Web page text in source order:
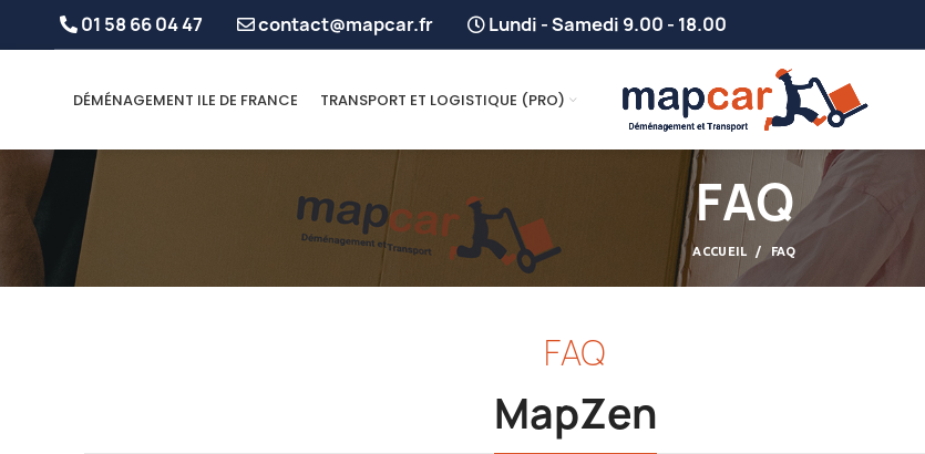
01 58 66 04 47 contact@mapcar.fr Lundi - Samedi 9.00 - 18.00
DÉMÉNAGEMENT ILE DE FRANCE TRANSPORT ET LOGISTIQUE (PRO)
FAQ
ACCUEIL FAQ
FAQ
MapZen